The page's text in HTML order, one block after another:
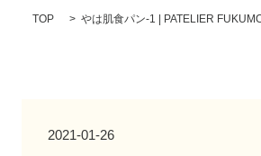
TOP やは肌食パン-1 | PATELIER
2021-01-26